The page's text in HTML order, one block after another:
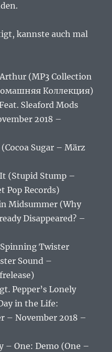
kannste auch mal
(MP3 Collection
Коллекция)
Sleaford Mods
2018 –
Sugar – März
(Stupid Stump –
Pop Records)
Midsummer (Why
Disappeared? –
Twister
Sound –
Pepper’s Lonely
in the Life:
– November 2018 –
– One: Demo (One –